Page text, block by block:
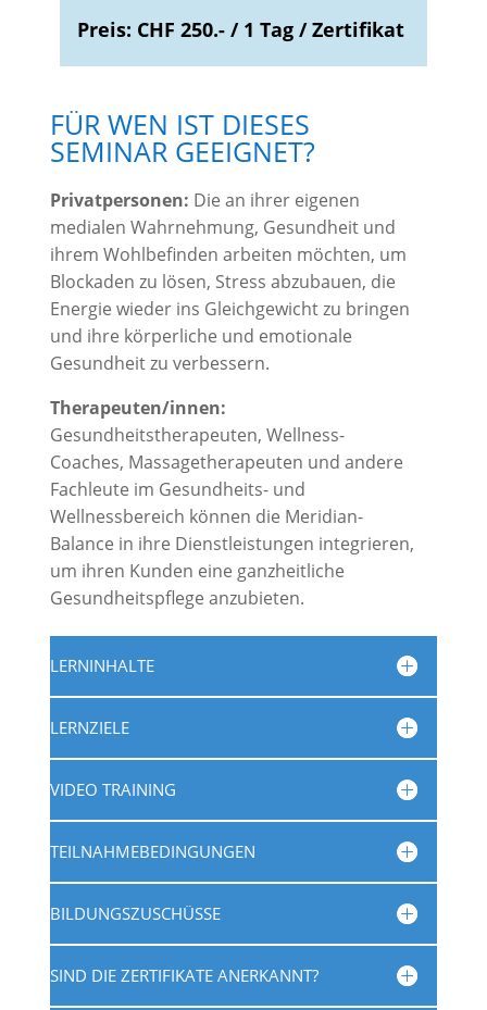
Preis: CHF 250.- / 1 Tag / Zertifikat
FÜR WEN IST DIESES
SEMINAR GEEIGNET?
Privatpersonen: Die an ihrer eigenen
medialen Wahrnehmung, Gesundheit und
ihrem Wohlbefinden arbeiten möchten, um
Blockaden zu lösen, Stress abzubauen, die
Energie wieder ins Gleichgewicht zu bringen
und ihre körperliche und emotionale
Gesundheit zu verbessern.
Therapeuten/innen:
Gesundheitstherapeuten, Wellness-
Coaches, Massagetherapeuten und andere
Fachleute im Gesundheits- und
Wellnessbereich können die Meridian-
Balance in ihre Dienstleistungen integrieren,
um ihren Kunden eine ganzheitliche
Gesundheitspflege anzubieten.
LERNINHALTE
LERNZIELE
VIDEO TRAINING
TEILNAHMEBEDINGUNGEN
BILDUNGSZUSCHÜSSE
SIND DIE ZERTIFIKATE ANERKANNT?